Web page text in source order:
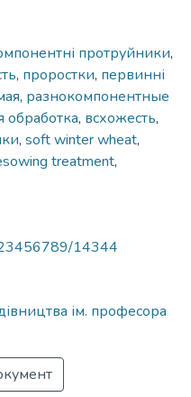
протруйники,
, проростки, первинні
, разнокомпонентные
обработка, всхожесть,
, soft winter wheat,
treatment,
14344
ім. професора